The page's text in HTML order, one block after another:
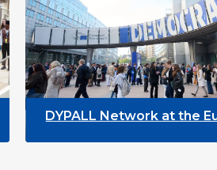
DYPALL Network at the European
Youth Week 2026